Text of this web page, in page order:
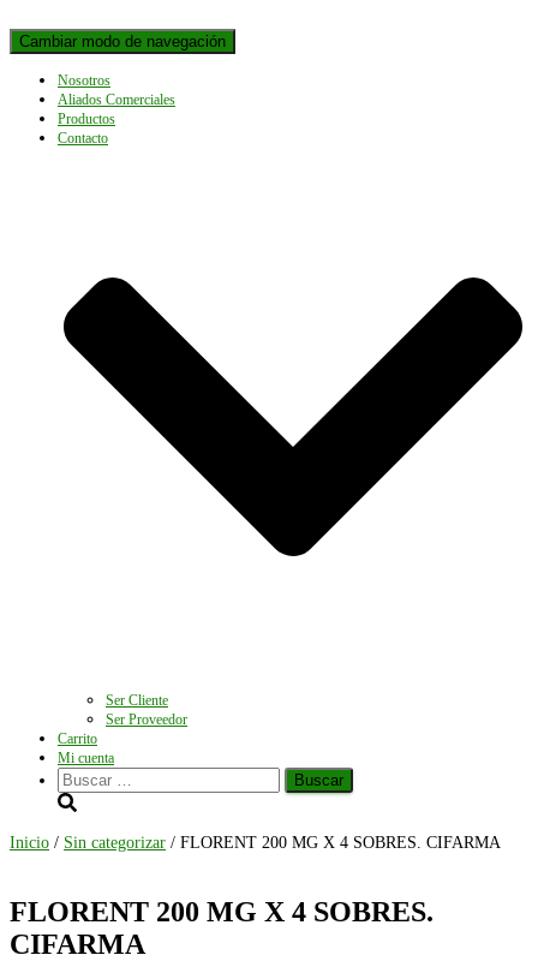
Cambiar modo de navegación
Nosotros
Aliados Comerciales
Productos
Contacto
Ser Cliente
Ser Proveedor
Carrito
Mi cuenta
Buscar:
Inicio / Sin categorizar / FLORENT 200 MG X 4 SOBRES. CIFARMA
FLORENT 200 MG X 4 SOBRES.
CIFARMA